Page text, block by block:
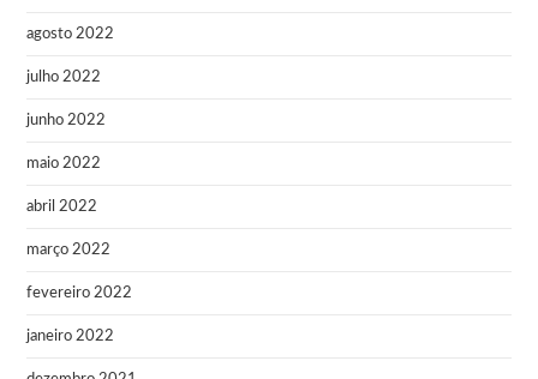
agosto 2022
julho 2022
junho 2022
maio 2022
abril 2022
março 2022
fevereiro 2022
janeiro 2022